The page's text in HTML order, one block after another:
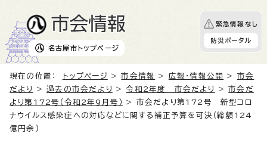
名古屋市 トップページ
緊急情報なし
防災ポータル
現在の位置： トップページ >市会情報 > 広報・情報公開 > 市会
だより
>過去の市会だより >令和2年度 市会だより >市会だ
より第172号（令和2年9月号）
> 市会だより第172号 新型コロ
ナウイルス感染症への対応などに関する補正予算を可決（総額124
億円余）